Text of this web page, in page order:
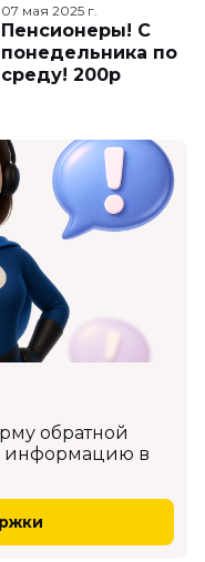
07 мая 2025 г.
Пенсионеры! С
понедельника по
среду! 200р
обратной
информацию в